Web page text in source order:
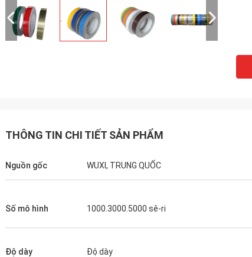
THÔNG TIN CHI TIẾT SẢN PHẨM
Nguồn gốc WUXI, TRUNG QUỐC
Số mô hình 1000.3000.5000 sê-ri
Độ dày Độ dày